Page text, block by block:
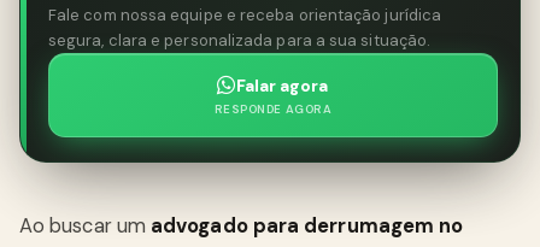
Fale com nossa equipe e receba orientação jurídica
segura, clara e personalizada para a sua situação.
Falar agora
RESPONDE AGORA
Ao buscar um advogado para derrumagem no